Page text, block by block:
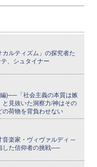
カルティズム」の探究者た
、シュタイナー
)──「社会主義の本質は嫉
見抜いた洞察力/神はその
の荷物を背負わせない
音楽家・ヴィヴァルディ ─
した信仰者の挑戦──